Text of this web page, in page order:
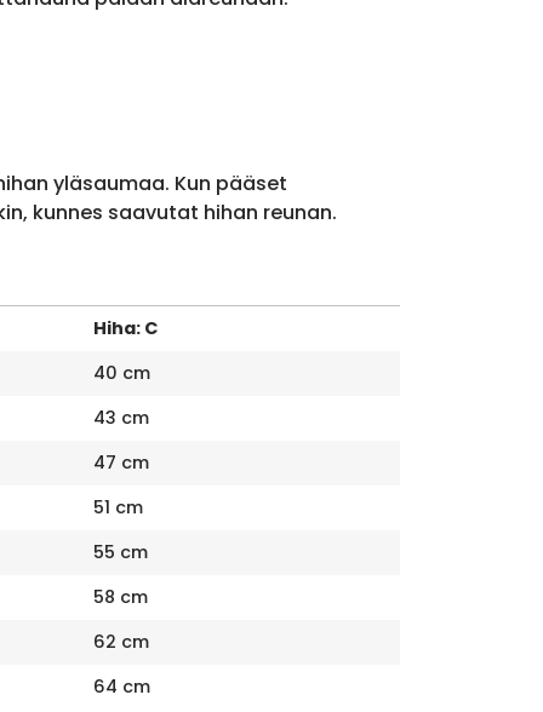
yläsaumaa. Kun pääset
kunnes saavutat hihan reunan.
Hiha: C
40 cm
43 cm
47 cm
51 cm
55 cm
58 cm
62 cm
64 cm